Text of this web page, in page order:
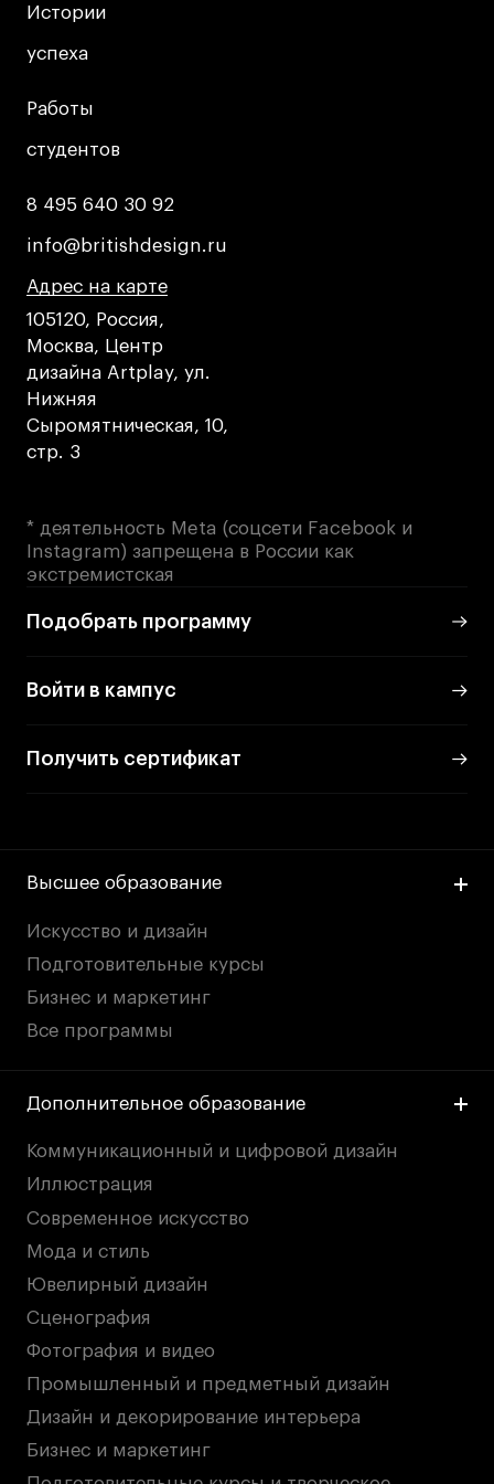
© 2026 БВШД
Условия возврата
деятельности АНО ВО «Универсальный
Университет»
Карта сайта
Истории
успеха
Истории
успеха
Работы
студентов
Работы
студентов
8 495 640 30 92
8 495 640 30 92
info@britishdesign.ru
info@britishdesign.ru
Адрес на карте
Адрес на карте
Адрес на карте
105120, Россия,
Москва, Центр
дизайна Artplay, ул.
Нижняя
Сыромятническая, 10,
стр. 3
* деятельность Meta (соцсети Facebook и
Instagram) запрещена в России как
экстремистская
Подобрать программу
Войти в кампус
Получить сертификат
Высшее образование
Искусство и дизайн
Подготовительные курсы
Бизнес и маркетинг
Все программы
Дополнительное образование
Коммуникационный и цифровой дизайн
Иллюстрация
Современное искусство
Мода и стиль
Ювелирный дизайн
Сценография
Фотография и видео
Промышленный и предметный дизайн
Дизайн и декорирование интерьера
Бизнес и маркетинг